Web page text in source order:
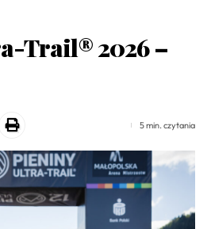
Trail® 2026 –
5 min. czytania